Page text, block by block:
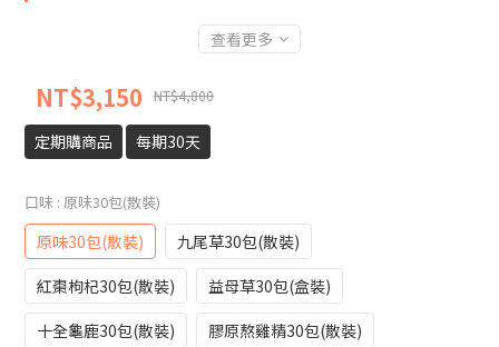
查看更多
NT$4,800
NT$3,150
定期購商品 每期30天
口味 : 原味30包(散裝)
原味30包(散裝)
九尾草30包(散裝)
紅棗枸杞30包(散裝)
益母草30包(盒裝)
十全龜鹿30包(散裝)
膠原熬雞精30包(散裝)